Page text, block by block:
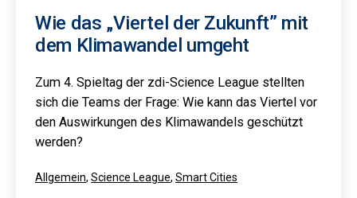
Wie das „Viertel der Zukunft” mit
dem Klimawandel umgeht
Zum 4. Spieltag der zdi-Science League stellten
sich die Teams der Frage: Wie kann das Viertel vor
den Auswirkungen des Klimawandels geschützt
werden?
Kategorisiert
Allgemein, Science League, Smart Cities